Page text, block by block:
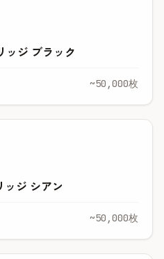
ッジ ブラック
~50,000枚
ッジ シアン
~50,000枚